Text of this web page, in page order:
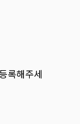
록해주세